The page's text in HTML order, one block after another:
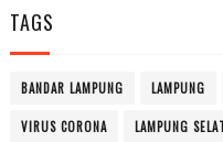
TAGS
BANDAR LAMPUNG LAMPUNG
VIRUS CORONA LAMPUNG